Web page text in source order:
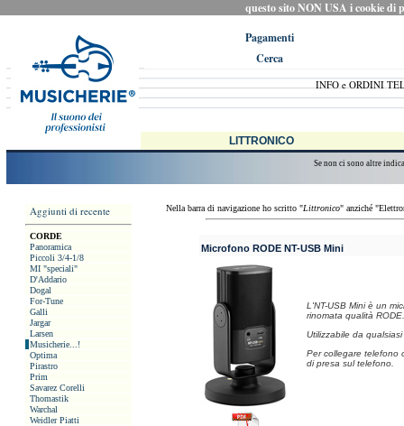
questo sito NON USA i cookie di
Pagamenti
Cerca
INFO e ORDINI
LITTRONICO
Se non ci sono altre
Aggiunti di recente
CORDE
Panoramica
Piccoli 3/4-1/8
MI "speciali"
D'Addario
Dogal
For-Tune
Galli
Jargar
Larsen
Musicherie...!
Optima
Pirastro
Prim
Savarez Corelli
Thomastik
Warchal
Weidler Piatti
Nella barra di navigazione ho scritto "Littronico" anziché
Microfono RODE NT-USB Mini
L'NT-USB Mini è un
rinomata qualità RODE.
Utilizzabile da
Per collegare telefono
di presa sul telefono.